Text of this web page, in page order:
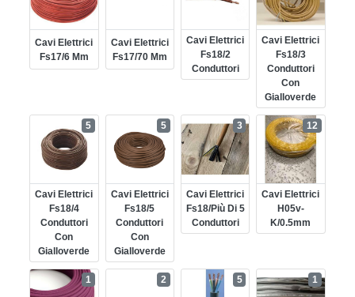
Cavi Elettrici
Fs17/6 Mm
Cavi Elettrici
Fs17/70 Mm
Cavi Elettrici
Fs18/2
Conduttori
Cavi Elettrici
Fs18/3
Conduttori
Con
Gialloverde
Cavi Elettrici
Fs18/4
Conduttori
Con
Gialloverde
5
Cavi Elettrici
Fs18/5
Conduttori
Con
Gialloverde
5
Cavi Elettrici
Fs18/più Di 5
Conduttori
3
Cavi Elettrici
H05v-
K/0.5mm
12
1 2 5 1